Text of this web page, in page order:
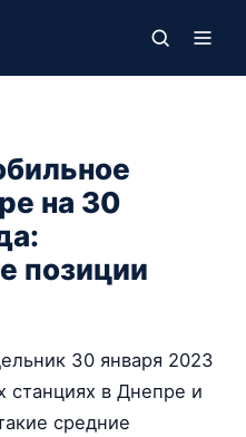
на 30
позиции
30 января 2023
станциях в Днепре и
средние